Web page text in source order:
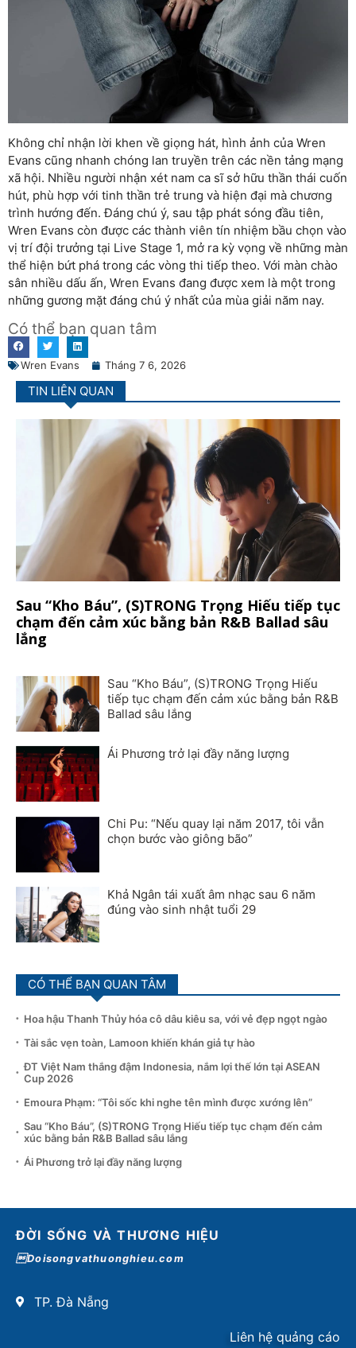
Không chỉ nhận lời khen về giọng hát, hình ảnh của Wren
Evans cũng nhanh chóng lan truyền trên các nền tảng mạng
xã hội. Nhiều người nhận xét nam ca sĩ sở hữu thần thái cuốn
hút, phù hợp với tinh thần trẻ trung và hiện đại mà chương
trình hướng đến. Đáng chú ý, sau tập phát sóng đầu tiên,
Wren Evans còn được các thành viên tín nhiệm bầu chọn vào
vị trí đội trưởng tại Live Stage 1, mở ra kỳ vọng về những màn
thể hiện bứt phá trong các vòng thi tiếp theo. Với màn chào
sân nhiều dấu ấn, Wren Evans đang được xem là một trong
những gương mặt đáng chú ý nhất của mùa giải năm nay.
Có thể bạn quan tâm
Wren Evans Tháng 7 6, 2026
TIN LIÊN QUAN
Sau “Kho Báu”, (S)TRONG Trọng Hiếu tiếp tục
chạm đến cảm xúc bằng bản R&B Ballad sâu
lắng
Sau “Kho Báu”, (S)TRONG Trọng Hiếu
tiếp tục chạm đến cảm xúc bằng bản R&B
Ballad sâu lắng
Ái Phương trở lại đầy năng lượng
Chi Pu: “Nếu quay lại năm 2017, tôi vẫn
chọn bước vào giông bão”
Khả Ngân tái xuất âm nhạc sau 6 năm
đúng vào sinh nhật tuổi 29
CÓ THỂ BẠN QUAN TÂM
Hoa hậu Thanh Thủy hóa cô dâu kiêu sa, với vẻ đẹp ngọt ngào
Tài sắc vẹn toàn, Lamoon khiến khán giả tự hào
ĐT Việt Nam thắng đậm Indonesia, nắm lợi thế lớn tại ASEAN
Cup 2026
Emoura Phạm: “Tôi sốc khi nghe tên mình được xướng lên”
Sau “Kho Báu”, (S)TRONG Trọng Hiếu tiếp tục chạm đến cảm
xúc bằng bản R&B Ballad sâu lắng
Ái Phương trở lại đầy năng lượng
ĐỜI SỐNG VÀ THƯƠNG HIỆU
Doisongvathuonghieu.com
TP. Đà Nẵng
Liên hệ quảng cáo